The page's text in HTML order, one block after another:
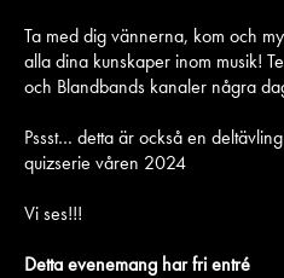
Ta med dig vännerna, kom och
alla dina kunskaper inom musik!
och Blandbands kanaler några
Pssst… detta är också en
quizserie våren 2024
Vi ses!!!
Detta evenemang har fri entré